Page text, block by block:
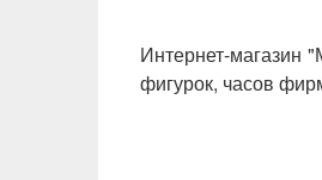
Интернет-магазин
фигурок, часов